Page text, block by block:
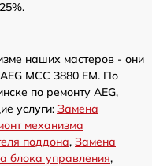
наших мастеров - они
MCC 3880 EM. По
по ремонту AEG,
услуги: Замена
механизма
поддона, Замена
блока управления,